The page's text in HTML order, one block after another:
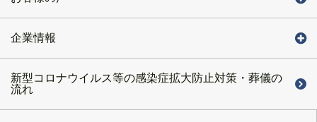
企業情報
新型コロナウイルス等の感染症拡大防止対策・葬儀の
流れ